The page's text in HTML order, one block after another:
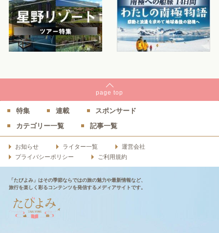
page top
特集 連載
スポンサード
カテゴリー一覧
記事一覧
お知らせ ライター一覧
運営会社
プライバシーポリシー
ご利用規約
「たびよみ」はその季節ならではの旅の魅力や最新情報など、
旅行を楽しく彩るコンテンツを発信するメディアサイトです。